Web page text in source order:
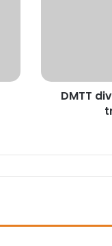
DMTT